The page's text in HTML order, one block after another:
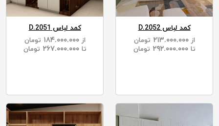
کمد لباس D.2052
از ۲۱۳.۰۰۰.۰۰۰
تومان
تا ۲۹۲.۰۰۰.۰۰۰ تومان
کمد لباس D.2051
از ۱۸۴.۰۰۰.۰۰۰
تومان
تا ۲۶۷.۰۰۰.۰۰۰ تومان